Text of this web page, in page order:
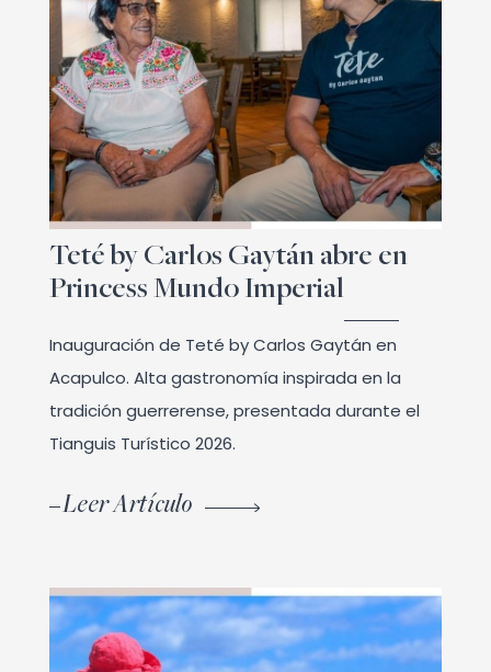
Teté by Carlos Gaytán abre en
Princess Mundo Imperial
Inauguración de Teté by Carlos Gaytán en
Acapulco. Alta gastronomía inspirada en la
tradición guerrerense, presentada durante el
Tianguis Turístico 2026.
Leer Artículo